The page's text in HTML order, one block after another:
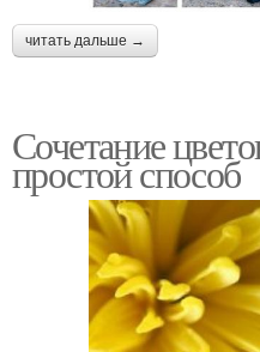
читать дальше →
Сочетание
простой способ